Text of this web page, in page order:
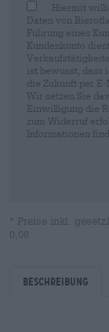
Hiermit
Daten von
Führung eines
Kundenkonto
ist bewusst, dass
die Zukunft per
Wir setzen Sie
Einwilligung die
zum Widerruf
Informationen
* Preise inkl.
0,08
Beschreibung